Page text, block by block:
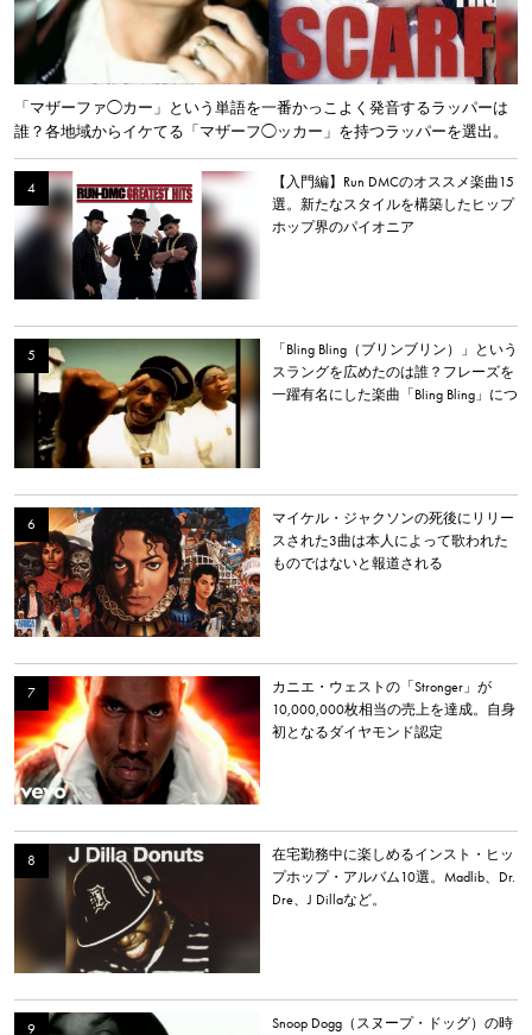
「マザーファ◯カー」という単語を一番かっこよく発音するラッパーは
誰？各地域からイケてる「マザーフ◯ッカー」を持つラッパーを選出。
【入門編】Run DMCのオススメ楽曲15
選。新たなスタイルを構築したヒップ
ホップ界のパイオニア
「Bling Bling（ブリンブリン）」という
スラングを広めたのは誰？フレーズを
一躍有名にした楽曲「Bling Bling」につ
マイケル・ジャクソンの死後にリリー
スされた3曲は本人によって歌われた
ものではないと報道される
カニエ・ウェストの「Stronger」が
10,000,000枚相当の売上を達成。自身
初となるダイヤモンド認定
在宅勤務中に楽しめるインスト・ヒッ
プホップ・アルバム10選。Madlib、Dr.
Dre、J Dillaなど。
Snoop Dogg（スヌープ・ドッグ）の時